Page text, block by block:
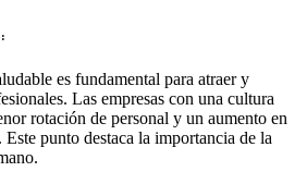
es fundamental para atraer y
Las empresas con una cultura
rotación de personal y un aumento en
punto destaca la importancia de la